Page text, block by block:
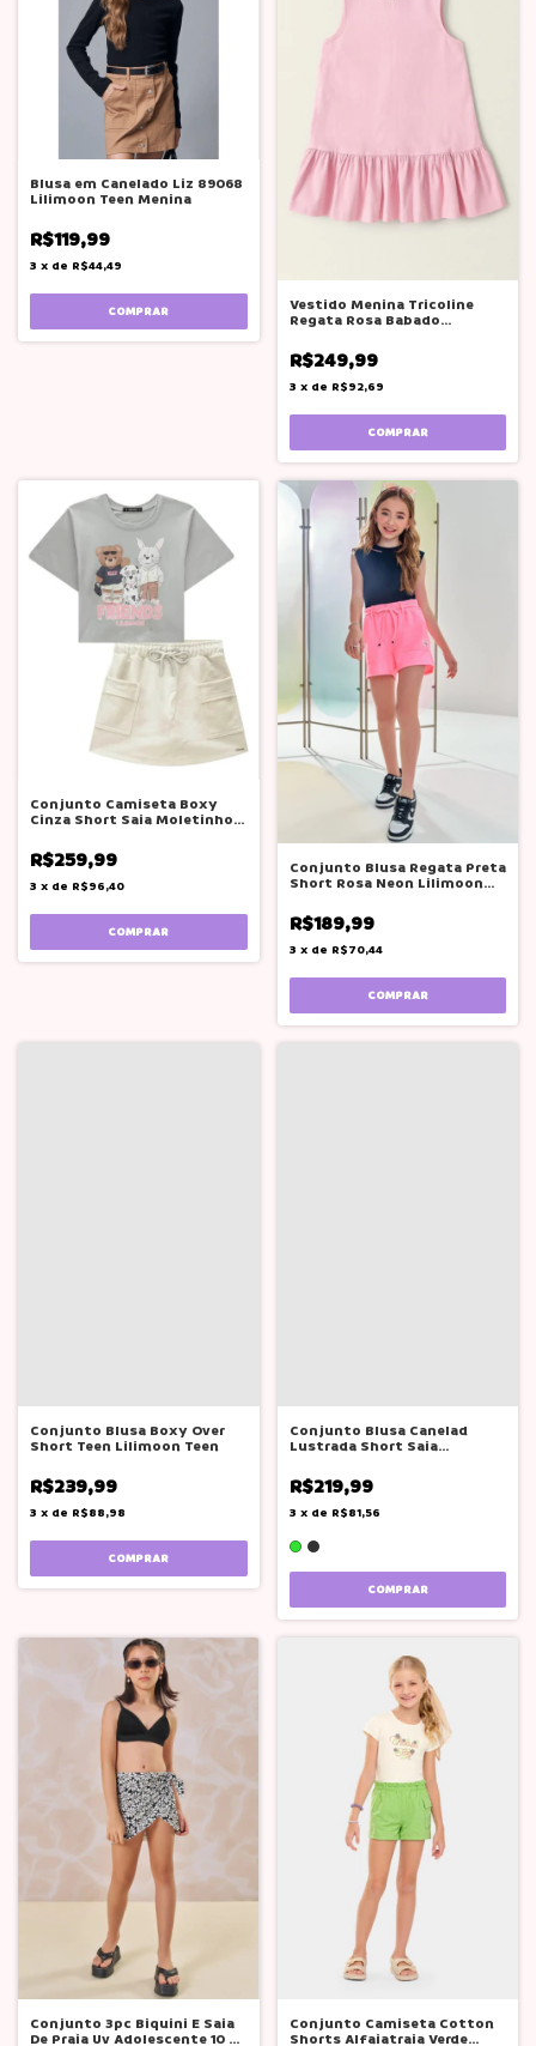
Blusa em Canelado Liz 89068
Lilimoon Teen Menina
R$119,99
3 x de R$44,49
COMPRAR Vestido Menina Tricoline
Regata Rosa Babado
R$249,99
3 x de R$92,69
COMPRAR
Conjunto Camiseta Boxy
Cinza Short Saia Moletinho
R$259,99
3 x de R$96,40
COMPRAR
Conjunto Blusa Regata Preta
Short Rosa Neon Lilimoon
R$189,99
3 x de R$70,44
COMPRAR
Conjunto Blusa Boxy Over
Short Teen Lilimoon Teen
R$239,99
3 x de R$88,98
COMPRAR
Conjunto Blusa Canelad
Lustrada Short Saia
R$219,99
3 x de R$81,56
COMPRAR
Conjunto 3pc Biquini E Saia
De Praia Uv Adolescente 10 A
Conjunto Camiseta Cotton
Shorts Alfaiatraia Verde